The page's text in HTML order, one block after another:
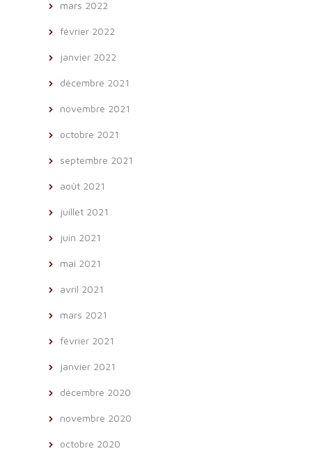
mars 2022
février 2022
janvier 2022
décembre 2021
novembre 2021
octobre 2021
septembre 2021
août 2021
juillet 2021
juin 2021
mai 2021
avril 2021
mars 2021
février 2021
janvier 2021
décembre 2020
novembre 2020
octobre 2020